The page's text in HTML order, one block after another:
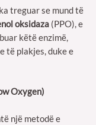
treguar se mund të
oksidaza (PPO), e
këtë enzimë,
të plakjes, duke e
Oxygen)
një metodë e